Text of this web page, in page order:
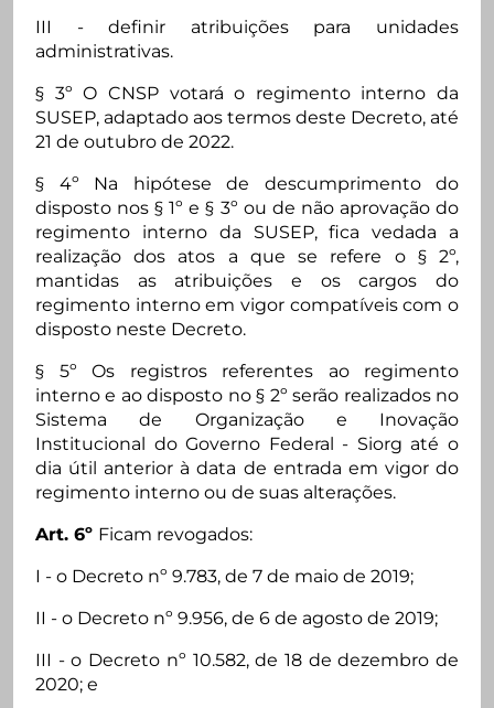
III - definir atribuições para unidades
administrativas.
§ 3º O CNSP votará o regimento interno da
SUSEP, adaptado aos termos deste Decreto, até
21 de outubro de 2022.
§ 4º Na hipótese de descumprimento do
disposto nos § 1º e § 3º ou de não aprovação do
regimento interno da SUSEP, fica vedada a
realização dos atos a que se refere o § 2º,
mantidas as atribuições e os cargos do
regimento interno em vigor compatíveis com o
disposto neste Decreto.
§ 5º Os registros referentes ao regimento
interno e ao disposto no § 2º serão realizados no
Sistema de Organização e Inovação
Institucional do Governo Federal - Siorg até o
dia útil anterior à data de entrada em vigor do
regimento interno ou de suas alterações.
Art. 6º Ficam revogados:
I - o Decreto nº 9.783, de 7 de maio de 2019;
II - o Decreto nº 9.956, de 6 de agosto de 2019;
III - o Decreto nº 10.582, de 18 de dezembro de
2020; e